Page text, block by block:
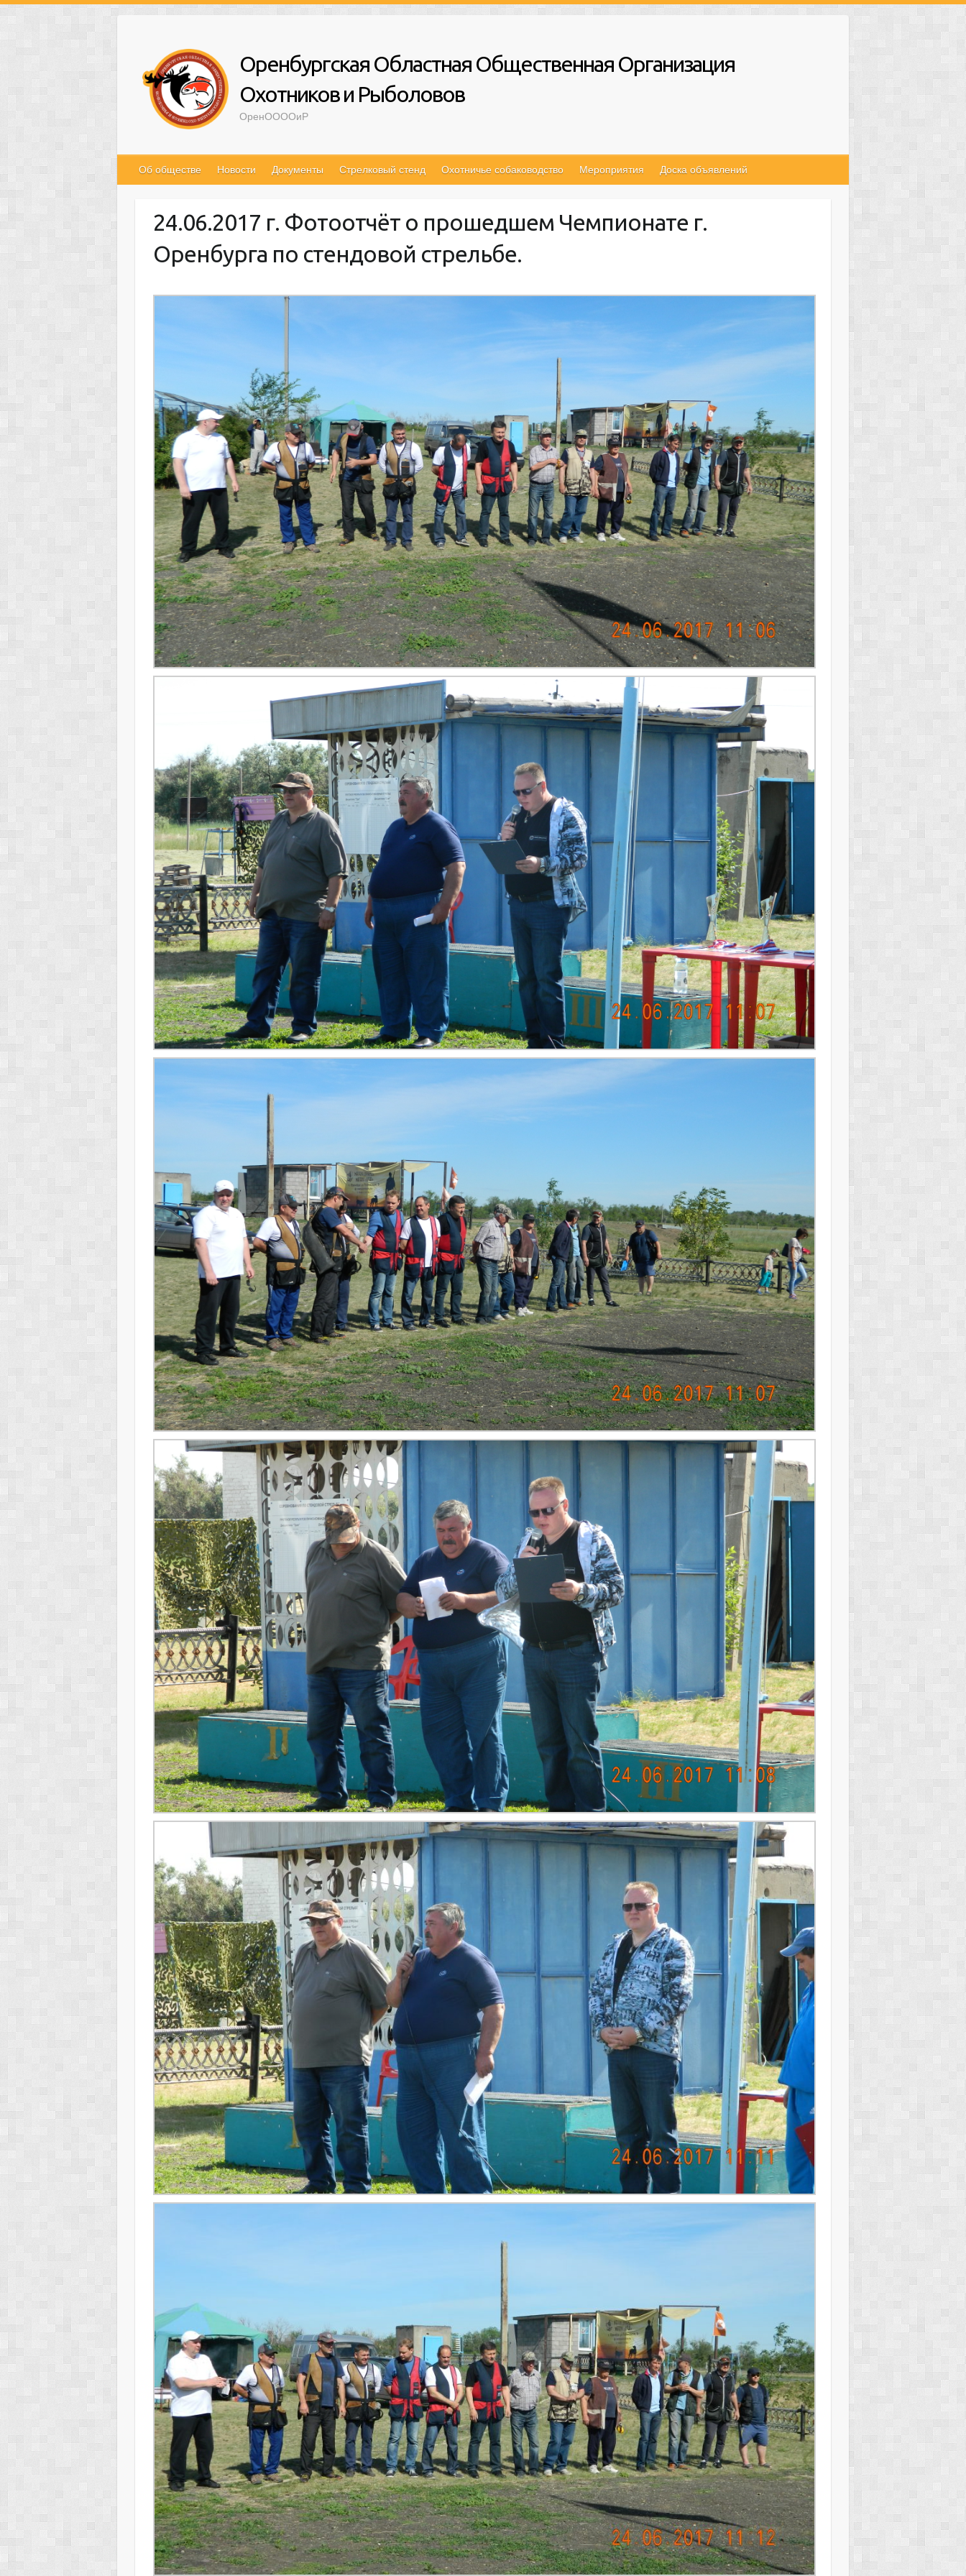
Оренбургская Областная Общественная Организация
Охотников и Рыболовов
ОренООООиР
Об обществе Новости Документы Стрелковый стенд Охотничье собаководство Мероприятия Доска объявлений
24.06.2017 г. Фотоотчёт о прошедшем Чемпионате г.
Оренбурга по стендовой стрельбе.